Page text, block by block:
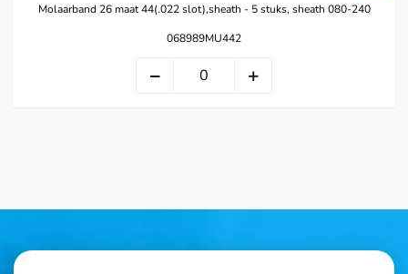
Molaarband 26 maat 44(.022 slot),sheath - 5 stuks, sheath 080-240
068989MU442